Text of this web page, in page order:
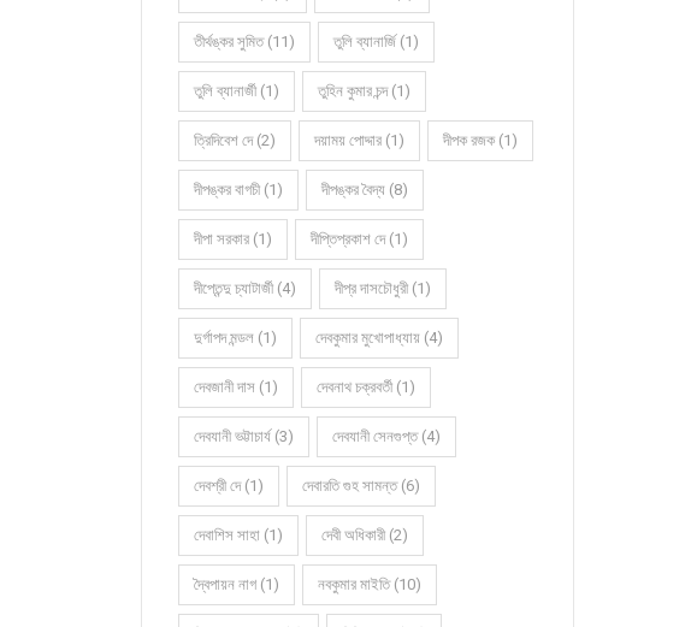
তীর্থঙ্কর সুমিত (11) তুলি ব্যানার্জি (1)
তুলি ব্যানার্জী (1) তুহিন কুমার চন্দ (1)
ত্রিদিবেশ দে (2) দয়াময় পোদ্দার (1) দীপক রজক (1)
দীপঙ্কর বাগচী (1) দীপঙ্কর বৈদ্য (8)
দীপা সরকার (1) দীপ্তিপ্রকাশ দে (1)
দীপ্তেন্দু চ্যাটার্জী (4) দীপ্র দাসচৌধুরী (1)
দুর্গাপদ মন্ডল (1) দেবকুমার মুখোপাধ্যায় (4)
দেবজানী দাস (1) দেবনাথ চক্রবর্তী (1)
দেবযানী ভট্টাচার্য (3) দেবযানী সেনগুপ্ত (4)
দেবশ্রী দে (1) দেবারতি গুহ সামন্ত (6)
দেবাশিস সাহা (1) দেবী অধিকারী (2)
দ্বৈপায়ন নাগ (1) নবকুমার মাইতি (10)